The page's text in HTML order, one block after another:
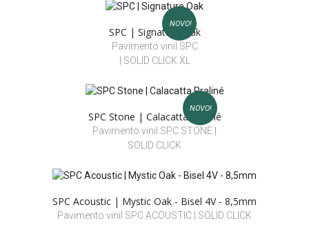
NOVO!
SPC | Signature Oak
Pavimento vinil SPC
| SOLID CLICK XL
NOVO!
SPC Stone | Calacatta Praliné
Pavimento vinil SPC STONE |
SOLID CLICK
SPC Acoustic | Mystic Oak - Bisel 4V - 8,5mm
Pavimento vinil SPC ACOUSTIC | SOLID CLICK